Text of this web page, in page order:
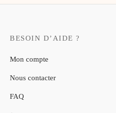
BESOIN D’AIDE ?
Mon compte
Nous contacter
FAQ